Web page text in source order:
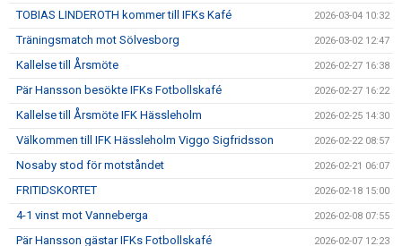
TOBIAS LINDEROTH kommer till IFKs Kafé 2026-03-04 10:32
Träningsmatch mot Sölvesborg 2026-03-02 12:47
Kallelse till Årsmöte 2026-02-27 16:38
Pär Hansson besökte IFKs Fotbollskafé 2026-02-27 16:22
Kallelse till Årsmöte IFK Hässleholm 2026-02-25 14:30
Välkommen till IFK Hässleholm Viggo Sigfridsson 2026-02-22 08:57
Nosaby stod för motståndet 2026-02-21 06:07
FRITIDSKORTET 2026-02-18 15:00
4-1 vinst mot Vanneberga 2026-02-08 07:55
Pär Hansson gästar IFKs Fotbollskafé 2026-02-07 12:23